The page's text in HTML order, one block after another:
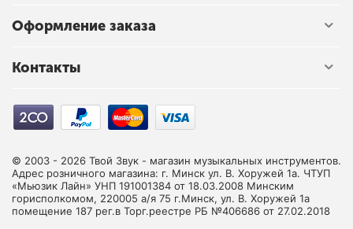
Оформление заказа
Контакты
© 2003 - 2026 Твой Звук - магазин музыкальных инструментов.
Адрес розничного магазина: г. Минск ул. В. Хоружей 1а. ЧТУП
«Мьюзик Лайн» УНП 191001384 от 18.03.2008 Минским
горисполкомом, 220005 а/я 75 г.Минск, ул. В. Хоружей 1а
помещение 187 рег.в Торг.реестре РБ №406686 от 27.02.2018